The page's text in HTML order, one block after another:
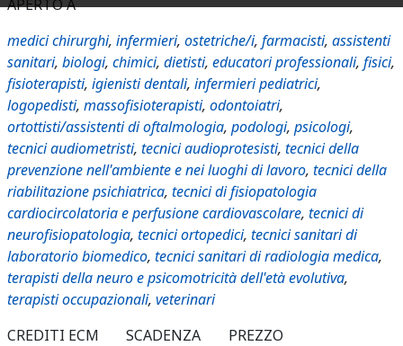
APERTO A
medici chirurghi, infermieri, ostetriche/i, farmacisti, assistenti
sanitari, biologi, chimici, dietisti, educatori professionali, fisici,
fisioterapisti, igienisti dentali, infermieri pediatrici,
logopedisti, massofisioterapisti, odontoiatri,
ortottisti/assistenti di oftalmologia, podologi, psicologi,
tecnici audiometristi, tecnici audioprotesisti, tecnici della
prevenzione nell'ambiente e nei luoghi di lavoro, tecnici della
riabilitazione psichiatrica, tecnici di fisiopatologia
cardiocircolatoria e perfusione cardiovascolare, tecnici di
neurofisiopatologia, tecnici ortopedici, tecnici sanitari di
laboratorio biomedico, tecnici sanitari di radiologia medica,
terapisti della neuro e psicomotricità dell'età evolutiva,
terapisti occupazionali, veterinari
CREDITI ECM
SCADENZA
PREZZO